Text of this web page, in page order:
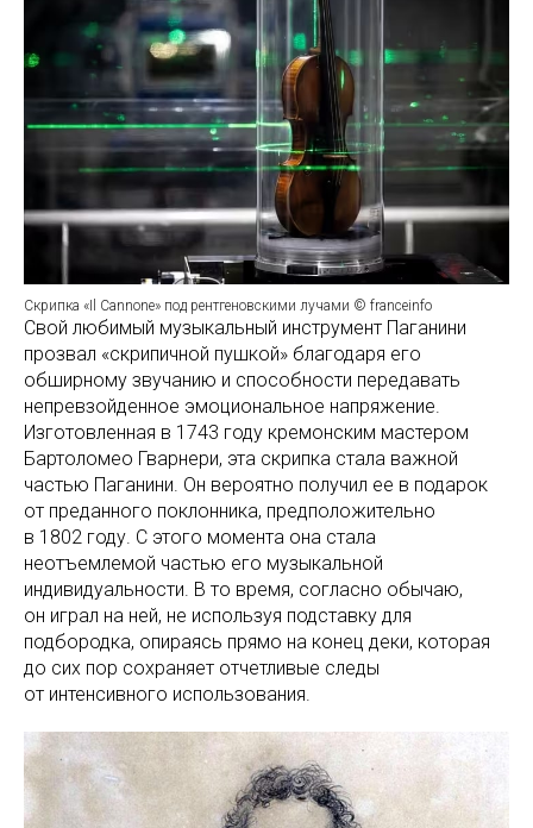
Скрипка «Il Cannone» под рентгеновскими лучами © franceinfo
Свой любимый музыкальный инструмент Паганини
прозвал «скрипичной пушкой» благодаря его
обширному звучанию и способности передавать
непревзойденное эмоциональное напряжение.
Изготовленная в 1743 году кремонским мастером
Бартоломео Гварнери, эта скрипка стала важной
частью Паганини. Он вероятно получил ее в подарок
от преданного поклонника, предположительно
в 1802 году. С этого момента она стала
неотъемлемой частью его музыкальной
индивидуальности. В то время, согласно обычаю,
он играл на ней, не используя подставку для
подбородка, опираясь прямо на конец деки, которая
до сих пор сохраняет отчетливые следы
от интенсивного использования.